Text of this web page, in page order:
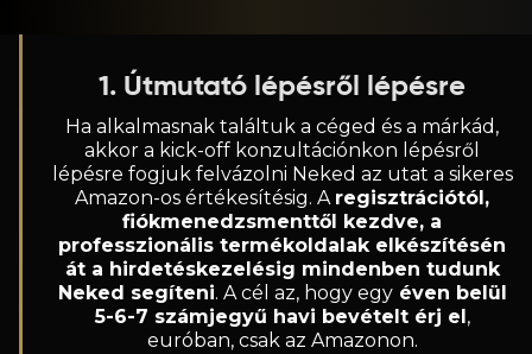
1. Útmutató lépésről lépésre
Ha alkalmasnak találtuk a céged és a márkád,
akkor a kick-off konzultációnkon lépésről
lépésre fogjuk felvázolni Neked az utat a sikeres
Amazon-os értékesítésig. A regisztrációtól,
fiókmenedzsmenttől kezdve, a
professzionális termékoldalak elkészítésén
át a hirdetéskezelésig mindenben tudunk
Neked segíteni. A cél az, hogy egyéven belül
5-6-7 számjegyű havi bevételt érj el,
euróban, csak az Amazonon.